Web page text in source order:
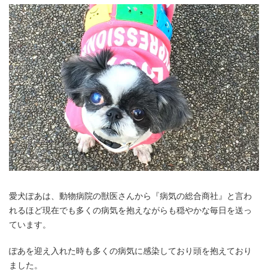
愛犬ぽあは、動物病院の獣医さんから『病気の総合商社』と言わ
れるほど現在でも多くの病気を抱えながらも穏やかな毎日を送っ
ています。
ぽあを迎え入れた時も多くの病気に感染しており頭を抱えており
ました。